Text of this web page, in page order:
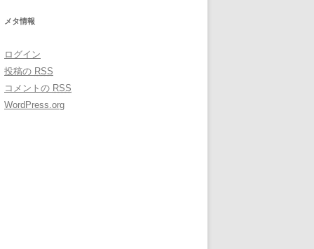
メタ情報
ログイン
投稿の RSS
コメントの RSS
WordPress.org